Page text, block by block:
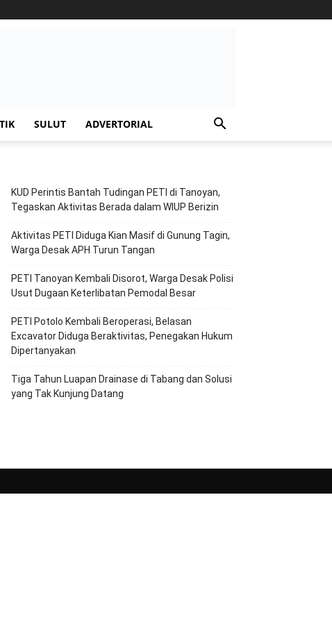
SULUT ADVERTORIAL
KUD Perintis Bantah Tudingan PETI di Tanoyan,
Tegaskan Aktivitas Berada dalam WIUP Berizin
Aktivitas PETI Diduga Kian Masif di Gunung Tagin,
Warga Desak APH Turun Tangan
PETI Tanoyan Kembali Disorot, Warga Desak Polisi
Usut Dugaan Keterlibatan Pemodal Besar
PETI Potolo Kembali Beroperasi, Belasan
Excavator Diduga Beraktivitas, Penegakan Hukum
Dipertanyakan
Tiga Tahun Luapan Drainase di Tabang dan Solusi
yang Tak Kunjung Datang